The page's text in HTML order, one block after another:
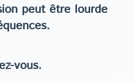
peut être lourde
vous.